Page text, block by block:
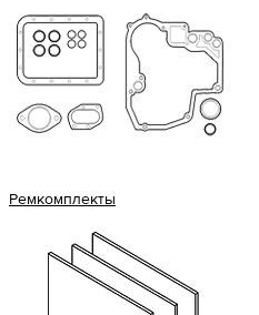
Ремкомплекты